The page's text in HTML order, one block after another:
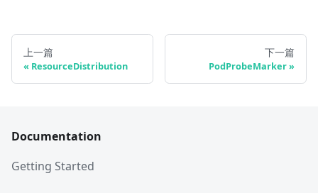
上一篇
ResourceDistribution
下一篇
PodProbeMarker
Documentation
Getting Started